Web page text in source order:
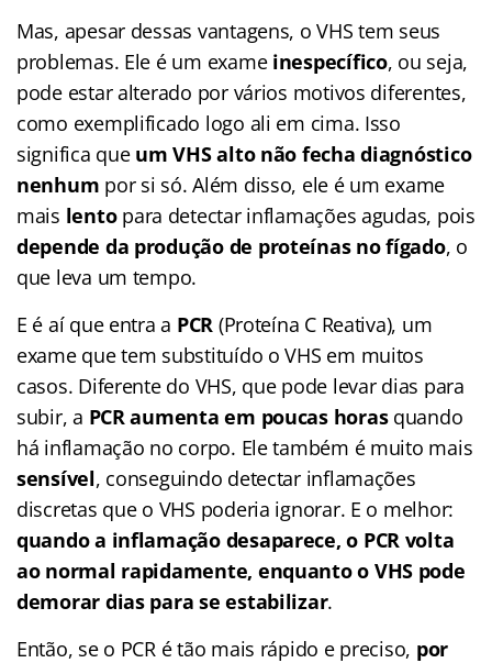
Mas, apesar dessas vantagens, o VHS tem seus
problemas. Ele é um exame inespecífico, ou seja,
pode estar alterado por vários motivos diferentes,
como exemplificado logo ali em cima. Isso
significa que um VHS alto não fecha diagnóstico
nenhum por si só. Além disso, ele é um exame
mais lentopara detectar inflamações agudas, pois
depende da produção de proteínas no fígado, o
que leva um tempo.
E é aí que entra a PCR (Proteína C Reativa), um
exame que tem substituído o VHS em muitos
casos. Diferente do VHS, que pode levar dias para
subir, a PCR aumenta em poucas horasquando
há inflamação no corpo. Ele também é muito mais
sensível, conseguindo detectar inflamações
discretas que o VHS poderia ignorar. E o melhor:
quando a inflamação desaparece, o PCR volta
ao normal rapidamente, enquanto o VHS pode
demorar dias para se estabilizar.
Então, se o PCR é tão mais rápido e preciso, por